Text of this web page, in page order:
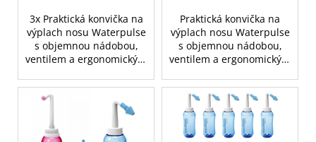
3x Praktická konvička na
výplach nosu Waterpulse
s objemnou nádobou,
ventilem a ergonomickým
alergiky a při nachlazení,
jak pro děti, tak dospělé.
Praktická konvička na
výplach nosu Waterpulse
s objemnou nádobou,
ventilem a ergonomickým
alergiky a při nachlazení,
jak pro děti, tak dospělé.